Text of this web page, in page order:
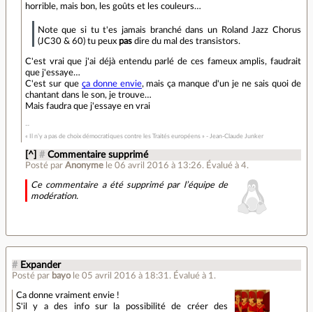
horrible, mais bon, les goûts et les couleurs…
Note que si tu t'es jamais branché dans un Roland Jazz Chorus
(JC30 & 60) tu peux pasdire du mal des transistors.
C'est vrai que j'ai déjà entendu parlé de ces fameux amplis, faudrait
que j'essaye…
C'est sur que ça donne envie, mais ça manque d'un je ne sais quoi de
chantant dans le son, je trouve…
Mais faudra que j'essaye en vrai
« Il n’y a pas de choix démocratiques contre les Traités européens » - Jean-Claude Junker
[^] # Commentaire supprimé
Posté parAnonyme le 06 avril 2016 à 13:26. Évalué à4.
Ce commentaire a été supprimé par l’équipe de
modération.
# Expander
Posté par bayo le 05 avril 2016 à 18:31 . Évalué à 1 .
Ca donne vraiment envie !
S'il y a des info sur la possibilité de créer des